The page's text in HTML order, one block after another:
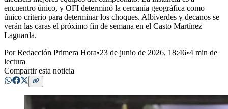
encuentro único, y OFI determinó la cercanía geográfica como
único criterio para determinar los choques. Albiverdes y decanos se
verán las caras el próximo fin de semana en el Casto Martínez
Laguarda.
PorRedacción Primera Hora•23 de junio de 2026, 18:46•4 min de
lectura
Compartir esta noticia